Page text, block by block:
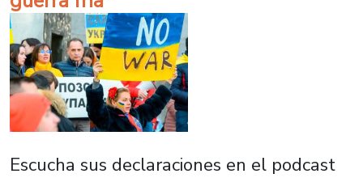
Escucha sus declaraciones en el podcast